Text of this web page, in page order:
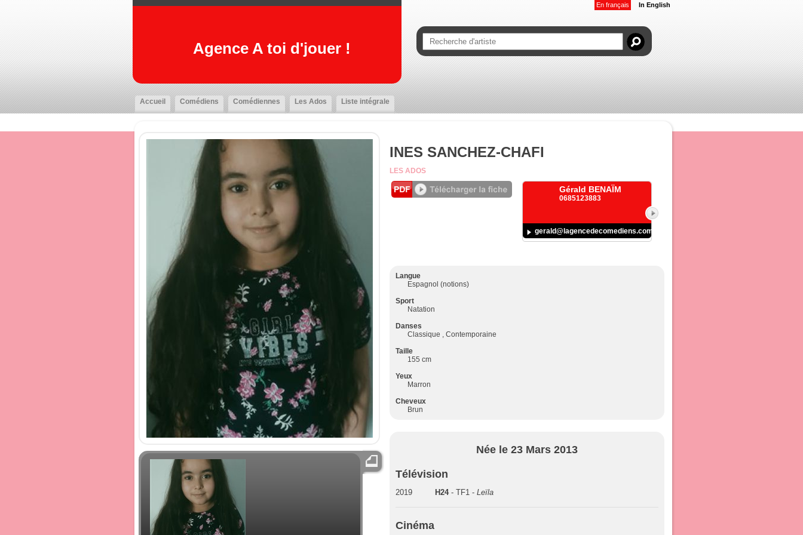
Agence A toi d'jouer !
En français In English
Accueil Comédiens Comédiennes Les Ados Liste intégrale
INES SANCHEZ-CHAFI
LES ADOS
Gérald BENAÏM
0685123883
gerald@lagencedecomediens.com
Langue
Espagnol (notions)
Sport
Natation
Danses
Classique , Contemporaine
Taille
155 cm
Yeux
Marron
Cheveux
Brun
Née le 23 Mars 2013
Télévision
2019 H24- TF1 -Leïla
Cinéma